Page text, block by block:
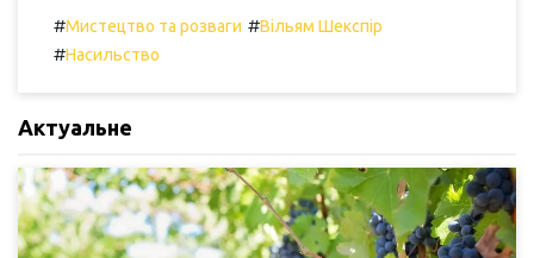
#Мистецтво та розваги #Вільям Шекспір
#Насильство
Актуальне